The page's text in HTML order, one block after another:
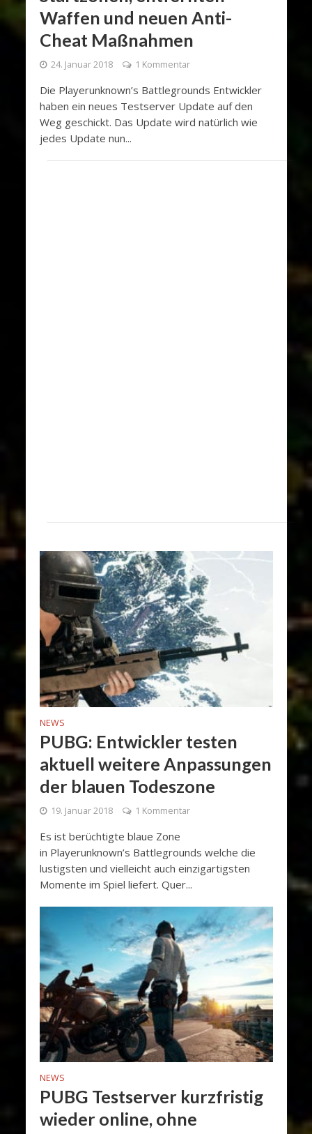
Waffen und neuen Anti-
Cheat Maßnahmen
24. Januar 2018 1 Kommentar
Die Playerunknown’s Battlegrounds Entwickler
haben ein neues Testserver Update auf den
Weg geschickt. Das Update wird natürlich wie
jedes Update nun...
NEWS
PUBG: Entwickler testen
aktuell weitere Anpassungen
der blauen Todeszone
19. Januar 2018 1 Kommentar
Es ist berüchtigte blaue Zone
in Playerunknown’s Battlegrounds welche die
lustigsten und vielleicht auch einzigartigsten
Momente im Spiel liefert. Quer...
NEWS
PUBG Testserver kurzfristig
wieder online, ohne